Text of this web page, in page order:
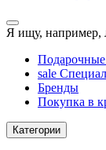
Я ищу, например,
sale
Бренды
Покупка в
Категории